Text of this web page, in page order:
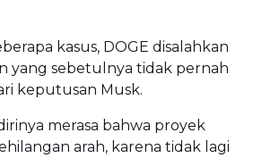
kasus, DOGE disalahkan
yang sebetulnya tidak pernah
keputusan Musk.
merasa bahwa proyek
arah, karena tidak lagi